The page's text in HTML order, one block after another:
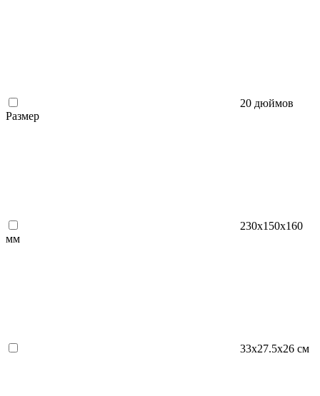
20 дюймов
Размер
230x150x160
мм
33х27.5х26 см